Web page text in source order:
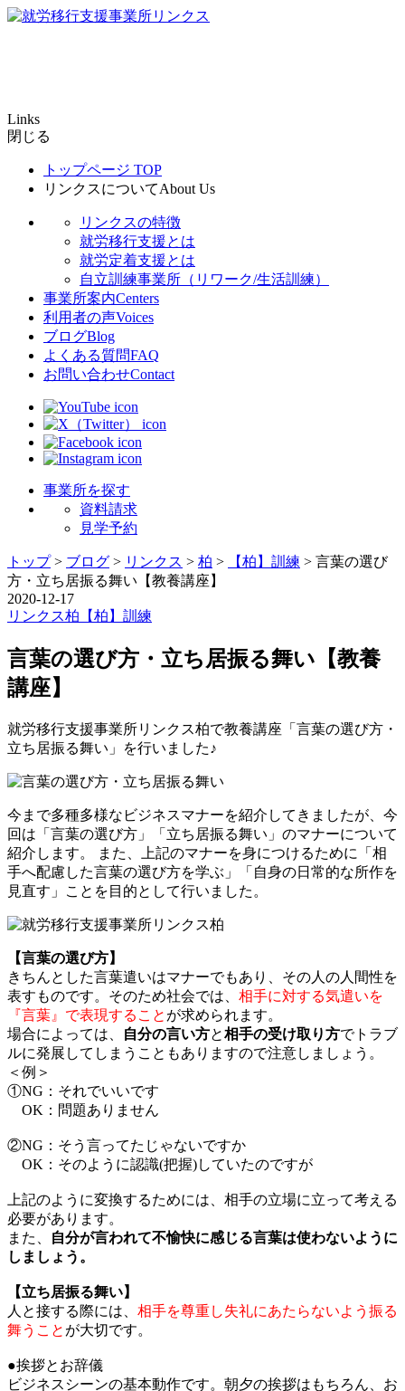
Links
閉じる
トップページ TOP
リンクスについてAbout Us
リンクスの特徴
就労移行支援とは
就労定着支援とは
自立訓練事業所（リワーク/生活訓練）
事業所案内Centers
利用者の声Voices
ブログBlog
よくある質問FAQ
お問い合わせContact
事業所を探す
資料請求
見学予約
トップ> ブログ > リンクス > 柏 > 【柏】訓練 > 言葉の選び
方・立ち居振る舞い【教養講座】
2020-12-17
リンクス柏 【柏】訓練
言葉の選び方・立ち居振る舞い【教養
講座】
就労移行支援事業所リンクス柏で教養講座「言葉の選び方・
立ち居振る舞い」を行いました♪
今まで多種多様なビジネスマナーを紹介してきましたが、今
回は「言葉の選び方」「立ち居振る舞い」のマナーについて
紹介します。 また、上記のマナーを身につけるために「相
手へ配慮した言葉の選び方を学ぶ」「自身の日常的な所作を
見直す」ことを目的として行いました。
【言葉の選び方】
きちんとした言葉遣いはマナーでもあり、その人の人間性を
表すものです。そのため社会では、 相手に対する気遣いを
『言葉』で表現すること が求められます。
場合によっては、
自分の言い方と相手の受け取り方でトラブ
ルに発展してしまうこともありますので注意しましょう。
＜例＞
①NG：それでいいです
OK：問題ありません
②NG：そう言ってたじゃないですか
OK：そのように認識(把握)していたのですが
上記のように変換するためには、相手の立場に立って考える
必要があります。
また、
自分が言われて不愉快に感じる言葉は使わないように
しましょう。
【立ち居振る舞い】
人と接する際には、 相手を尊重し失礼にあたらないよう振る
舞うこと が大切です。
●挨拶とお辞儀
ビジネスシーンの基本動作です。朝夕の挨拶はもちろん、お